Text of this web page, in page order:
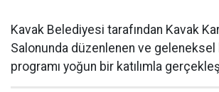
Kavak Belediyesi tarafından Kavak
Salonunda düzenlenen ve
programı yoğun bir katılımla